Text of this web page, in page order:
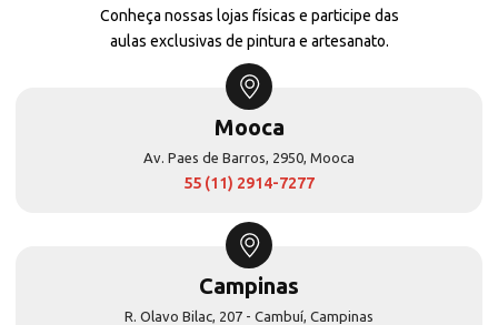
Conheça nossas lojas físicas e participe das
aulas exclusivas de pintura e artesanato.
Mooca
Av. Paes de Barros, 2950, Mooca
55 (11) 2914-7277
Campinas
R. Olavo Bilac, 207 - Cambuí, Campinas